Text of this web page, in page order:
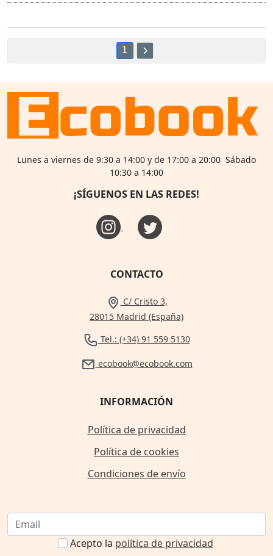
1
Lunes a viernes de 9:30 a 14:00 y de 17:00 a 20:00 Sábado
10:30 a 14:00
¡SÍGUENOS EN LAS REDES!
CONTACTO
C/ Cristo 3,
28015 Madrid (España)
Tel.: (+34) 91 559 5130
ecobook@ecobook.com
INFORMACIÓN
Política de privacidad
Política de cookies
Condiciones de envío
Acepto la política de privacidad